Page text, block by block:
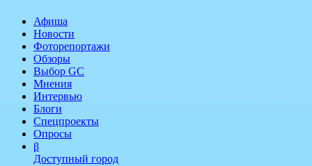
Афиша
Новости
Фоторепортажи
Обзоры
Выбор GC
Мнения
Интервью
Блоги
Спецпроекты
Опросы
β
Доступный город